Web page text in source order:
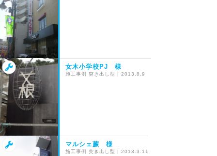
女木小学校PJ 様
施工事例 突き出し型 2013.8.9
マルシェ蕨 様
施工事例 突き出し型 2013.3.11